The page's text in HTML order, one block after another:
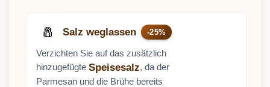
🧂 Salz weglassen -25%
Verzichten Sie auf das zusätzlich
hinzugefügte Speisesalz , da der
Parmesan und die Brühe bereits